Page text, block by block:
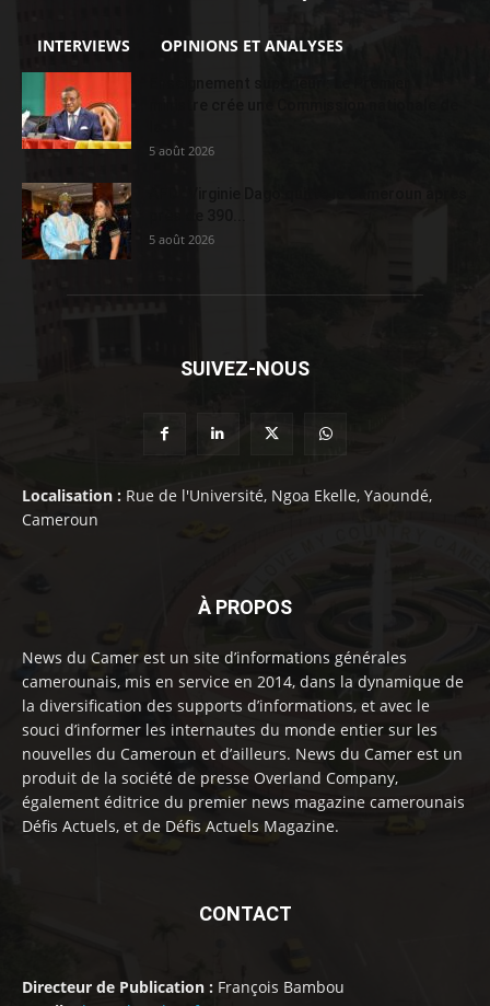
INTERVIEWS OPINIONS ET ANALYSES
5 août 2026
5 août 2026
SUIVEZ-NOUS
Localisation : Rue de l'Université, Ngoa Ekelle, Yaoundé,
Cameroun
À PROPOS
News du Camer est un site d’informations générales
camerounais, mis en service en 2014, dans la dynamique de
la diversification des supports d’informations, et avec le
souci d’informer les internautes du monde entier sur les
nouvelles du Cameroun et d’ailleurs. News du Camer est un
produit de la société de presse Overland Company,
également éditrice du premier news magazine camerounais
Défis Actuels, et de Défis Actuels Magazine.
CONTACT
Directeur de Publication : François Bambou